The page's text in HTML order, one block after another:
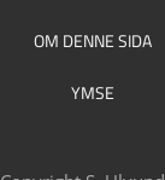
OM DENNE SIDA
YMSE